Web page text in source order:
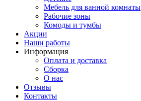
Мебель для ванной комнаты
Рабочие зоны
Комоды и тумбы
Акции
Наши работы
Информация
Оплата и доставка
Сборка
О нас
Отзывы
Контакты